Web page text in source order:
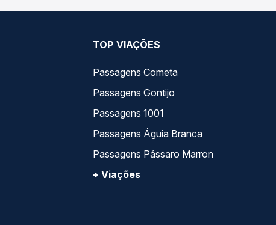
TOP VIAÇÕES
Passagens Cometa
Passagens Gontijo
Passagens 1001
Passagens Águia Branca
Passagens Pássaro Marron
+ Viações